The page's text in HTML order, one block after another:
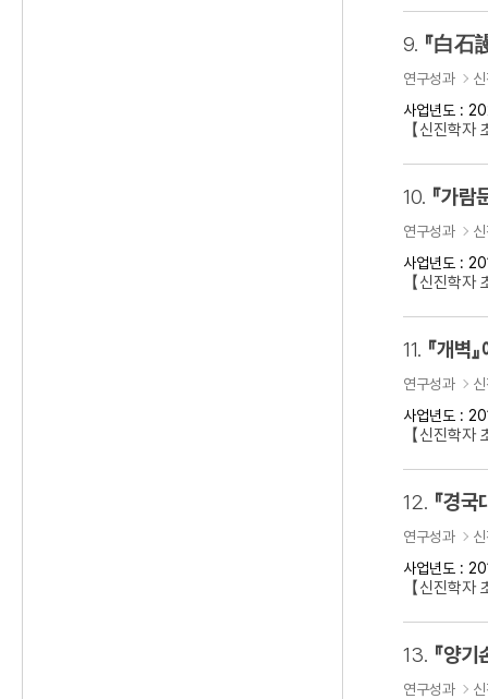
9. 『白石
연구성과
사업년도 :
【신진학
10. 『가
연구성과
사업년도 :
【신진학
11. 『개벽
연구성과
사업년도 :
【신진학
12. 『경국
연구성과
사업년도 :
【신진학
13. 『양
연구성과